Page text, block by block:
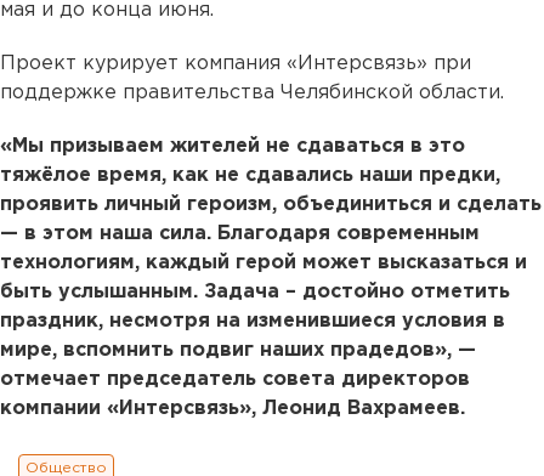
мая и до конца июня.
Проект курирует компания «Интерсвязь» при
поддержке правительства Челябинской области.
«Мы призываем жителей не сдаваться в это
тяжёлое время, как не сдавались наши предки,
проявить личный героизм, объединиться и сделать
— в этом наша сила. Благодаря современным
технологиям, каждый герой может высказаться и
быть услышанным. Задача – достойно отметить
праздник, несмотря на изменившиеся условия в
мире, вспомнить подвиг наших прадедов», —
отмечает председатель совета директоров
компании «Интерсвязь», Леонид Вахрамеев.
Общество